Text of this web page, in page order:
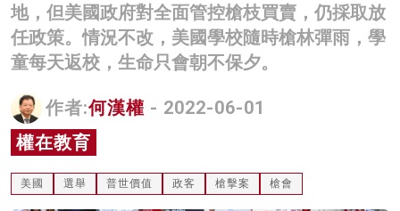
科技
影片
名家榜
灼見活動
地，但美國政府對全面管控槍枝買賣，仍採取放
任政策。情況不改，美國學校隨時槍林彈雨，學
童每天返校，生命只會朝不保夕。
作者:何漢權 - 2022-06-01
權在教育
美國 選舉 普世價值 政客 槍擊案 槍會